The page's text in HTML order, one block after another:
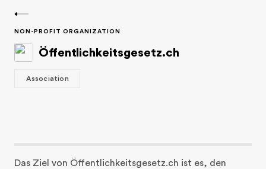
NON-PROFIT ORGANIZATION
Öffentlichkeitsgesetz.ch
Association
Das Ziel von Öffentlichkeitsgesetz.ch ist es, den